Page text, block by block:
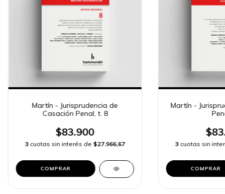
Martín - Jurisprudencia de
Casación Penal, t. 8
$83.900
3 cuotas sin interés de $27.966,67
COMPRAR
Martín -
3 cuotas sin
COMPRAR